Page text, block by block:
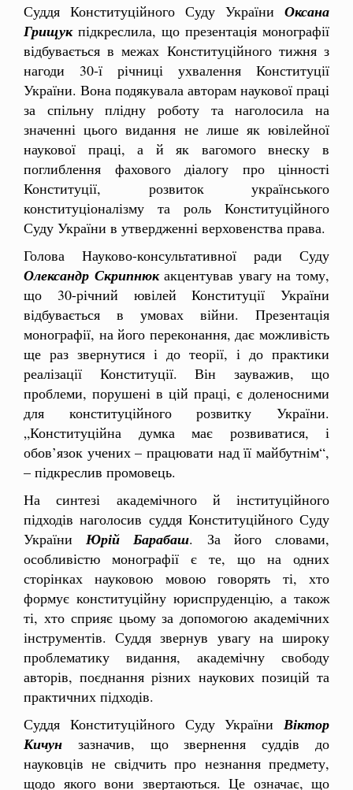
Суддя Конституційного Суду України Оксана
Грищукпідкреслила, що презентація монографії
відбувається в межах Конституційного тижня з
нагоди 30-ї річниці ухвалення Конституції
України. Вона подякувала авторам наукової праці
за спільну плідну роботу та наголосила на
значенні цього видання не лише як ювілейної
наукової праці, а й як вагомого внеску в
поглиблення фахового діалогу про цінності
Конституції, розвиток українського
конституціоналізму та роль Конституційного
Суду України в утвердженні верховенства права.
Голова Науково-консультативної ради Суду
Олександр Скрипнюкакцентував увагу на тому,
що 30-річний ювілей Конституції України
відбувається в умовах війни. Презентація
монографії, на його переконання, дає можливість
ще раз звернутися і до теорії, і до практики
реалізації Конституції. Він зауважив, що
проблеми, порушені в цій праці, є доленосними
для конституційного розвитку України.
„Конституційна думка має розвиватися, і
обов’язок учених – працювати над її майбутнім“,
– підкреслив промовець.
На синтезі академічного й інституційного
підходів наголосив суддя Конституційного Суду
України ЮрійБарабаш. За його словами,
особливістю монографії є те, що на одних
сторінках науковою мовою говорять ті, хто
формує конституційну юриспруденцію, а також
ті, хто сприяє цьому за допомогою академічних
інструментів. Суддя звернув увагу на широку
проблематику видання, академічну свободу
авторів, поєднання різних наукових позицій та
практичних підходів.
Суддя Конституційного Суду України Віктор
Кичун зазначив, що звернення суддів до
науковців не свідчить про незнання предмету,
щодо якого вони звертаються. Це означає, що